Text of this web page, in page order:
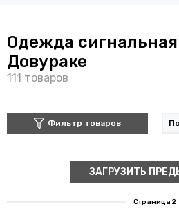
Одежда
Довураке
Фильтр товаров
ЗАГРУЗИТЬ
Страница 2